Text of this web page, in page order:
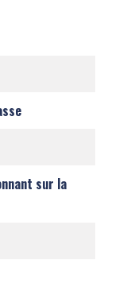
sur la